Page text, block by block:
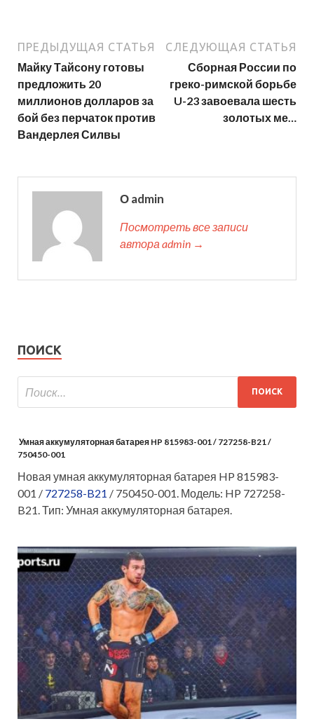
ПРЕДЫДУЩАЯ СТАТЬЯ
Майку Тайсону готовы
предложить 20
миллионов долларов за
бой без перчаток против
Вандерлея Силвы
СЛЕДУЮЩАЯ СТАТЬЯ
Сборная России по
греко-римской борьбе
U-23 завоевала шесть
золотых ме…
О admin
Посмотреть все записи
автора admin →
ПОИСК
Умная аккумуляторная батарея HP 815983-001 / 727258-B21 /
750450-001
Новая умная аккумуляторная батарея HP 815983-
001 / 727258-B21 / 750450-001. Модель: HP 727258-
B21. Тип: Умная аккумуляторная батарея.